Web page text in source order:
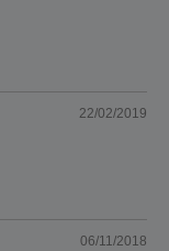
22/02/2019
06/11/2018